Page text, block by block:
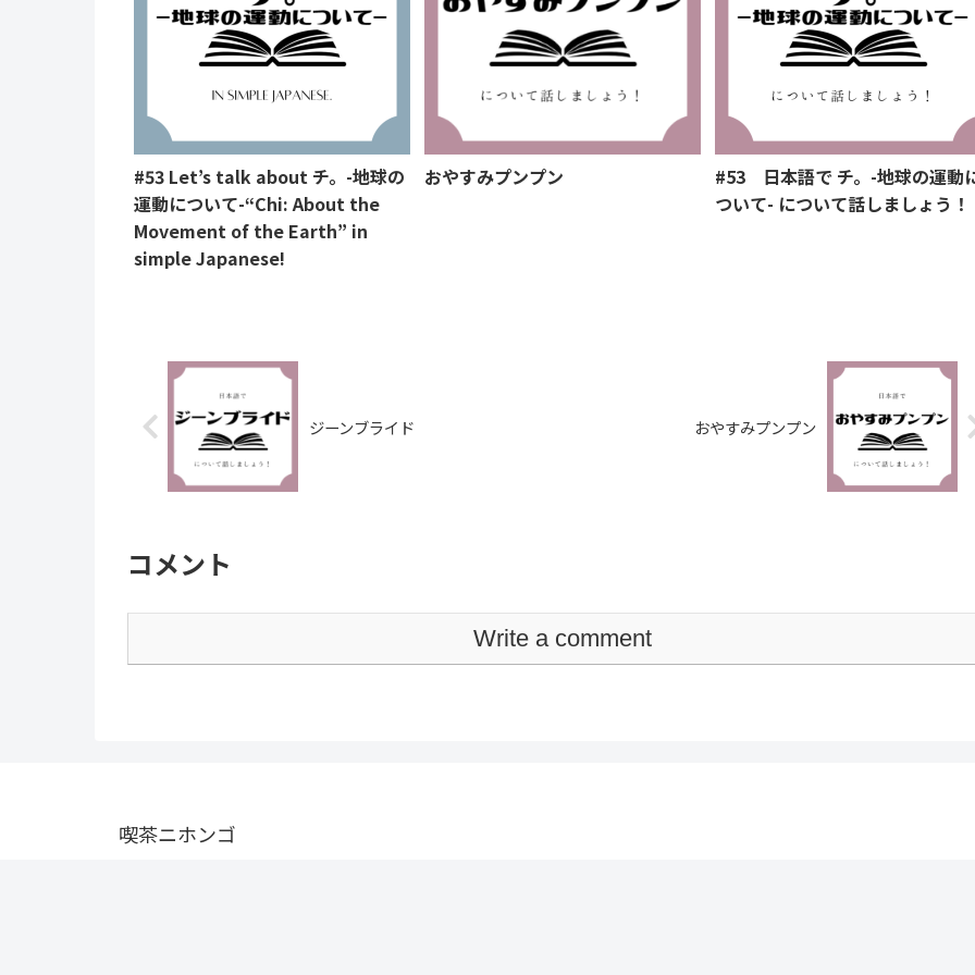
#53 Let’s talk about チ。-地球の
運動について-“Chi: About the
Movement of the Earth” in
simple Japanese!
おやすみプンプン
#53 日本語で チ。-地球の運動
ついて- について話しましょう！
ジーンブライド おやすみプンプン
コメント
Write a comment
喫茶ニホンゴ